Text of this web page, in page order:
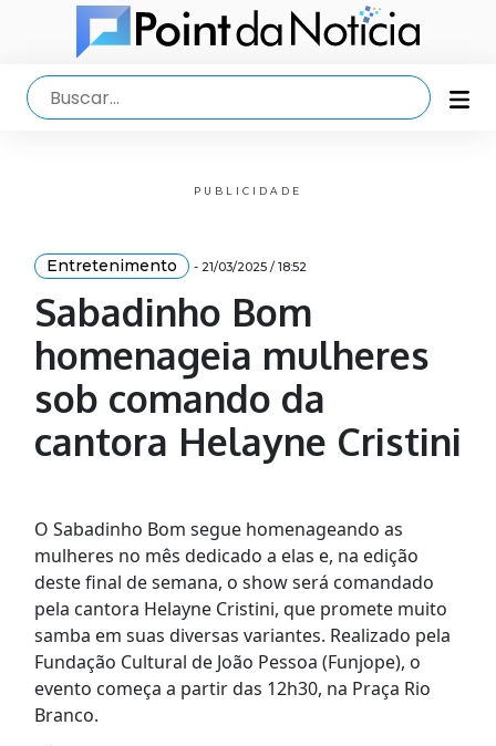
PUBLICIDADE
Entretenimento - 21/03/2025 / 18:52
Sabadinho Bom
homenageia mulheres
sob comando da
cantora Helayne Cristini
O Sabadinho Bom segue homenageando as
mulheres no mês dedicado a elas e, na edição
deste final de semana, o show será comandado
pela cantora Helayne Cristini, que promete muito
samba em suas diversas variantes. Realizado pela
Fundação Cultural de João Pessoa (Funjope), o
evento começa a partir das 12h30, na Praça Rio
Branco.